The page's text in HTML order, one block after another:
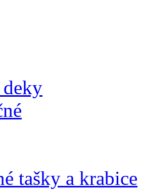
tašky a krabice